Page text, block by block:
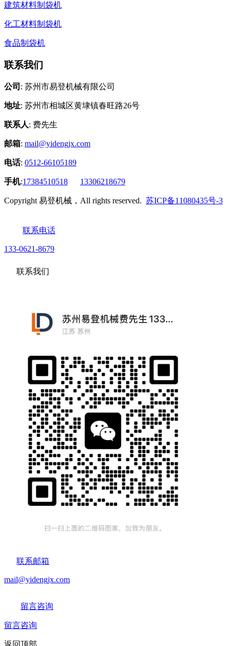
建筑材料制袋机
化工材料制袋机
食品制袋机
联系我们
公司 : 苏州市易登机械有限公司
地址: 苏州市相城区黄埭镇春旺路26号
联系人: 费先生
邮箱: mail@yidengjx.com
电话: 0512-66105189
手机:17384510518 13306218679
Copyright 易登机械，All rights reserved. 苏ICP备11080435号-3
联系电话
133-0621-8679
联系我们
联系邮箱
mail@yidengjx.com
留言咨询
留言咨询
返回顶部